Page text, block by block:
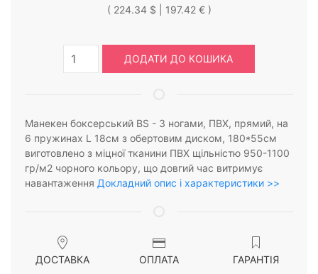
( 224.34 $ | 197.42 € )
ДОДАТИ ДО КОШИКА
Манекен боксерський BS - З ногами, ПВХ, прямий, на
6 пружинах L 18cм з обертовим диском, 180*55см
виготовлено з міцної тканини ПВХ щільністю 950-1100
гр/м2 чорного кольору, що довгий час витримує
навантаження Докладний опис і характеристики >>
ДОСТАВКА ОПЛАТА ГАРАНТІЯ